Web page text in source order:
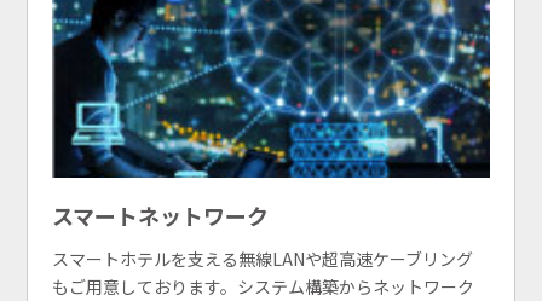
スマートネットワーク
スマートホテルを支える無線LANや超高速ケーブリング
もご用意しております。システム構築からネットワーク